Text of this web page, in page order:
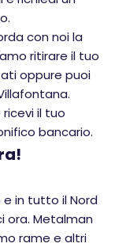
con noi la
ritirare il tuo
oppure puoi
il tuo
bancario.
e in tutto il Nord
ora. Metalman
rame e altri